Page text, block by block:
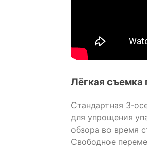
Лёгкая съемка
Стандартная 3-
для упрощения
обзора во время
Свободное